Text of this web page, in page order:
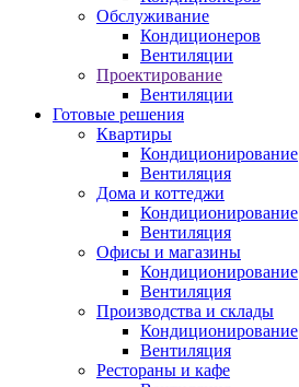
Обслуживание
Кондиционеров
Вентиляции
Проектирование
Вентиляции
Готовые решения
Квартиры
Кондиционирование
Вентиляция
Дома и коттеджи
Кондиционирование
Вентиляция
Офисы и магазины
Кондиционирование
Вентиляция
Производства и склады
Кондиционирование
Вентиляция
Рестораны и кафе